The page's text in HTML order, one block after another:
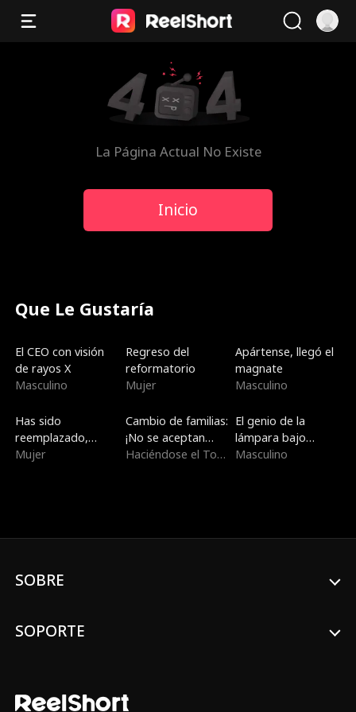
La Página Actual No Existe
Inicio
Que Le Gustaría
El CEO con visión
de rayos X
Masculino
Regreso del
reformatorio
Mujer
Apártense, llegó el
magnate
Masculino
Has sido
reemplazado,
primer amor
Mujer
Cambio de familias:
¡No se aceptan
devoluciones!
Haciéndose el Tonto
El genio de la
lámpara bajo
contrato
Masculino
SOBRE
SOPORTE